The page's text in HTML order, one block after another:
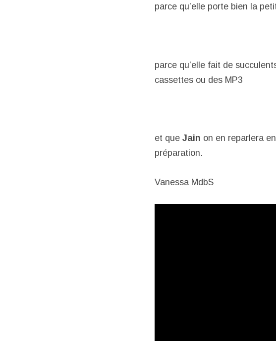
parce qu’elle porte bien la
parce qu’elle fait de
cassettes ou des MP3
et que Jain on en reparlera
préparation.
Vanessa MdbS